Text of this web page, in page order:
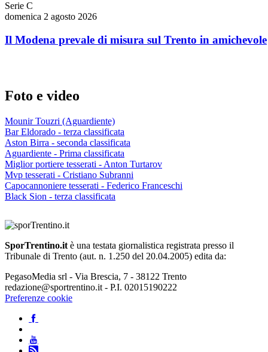
Serie C
domenica 2 agosto 2026
Il Modena prevale di misura sul Trento in amichevole
Foto e video
Mounir Touzri (Aguardiente)
Bar Eldorado - terza classificata
Aston Birra - seconda classificata
Aguardiente - Prima classificata
Miglior portiere tesserati - Anton Turtarov
Mvp tesserati - Cristiano Subranni
Capocannoniere tesserati - Federico Franceschi
Black Sion - terza classificata
SporTrentino.it è una testata giornalistica registrata presso il
Tribunale di Trento (aut. n. 1.250 del 20.04.2005) edita da:
PegasoMedia srl - Via Brescia, 7 - 38122 Trento
redazione@sportrentino.it - P.I. 02015190222
Preferenze cookie